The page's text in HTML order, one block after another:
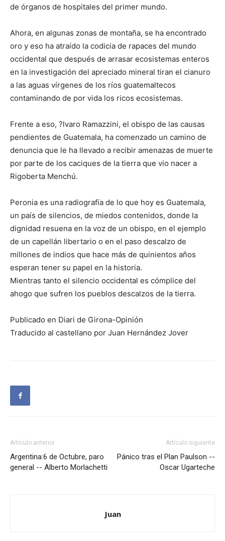
de órganos de hospitales del primer mundo.
Ahora, en algunas zonas de montaña, se ha encontrado
oro y eso ha atraído la codicia de rapaces del mundo
occidental que después de arrasar ecosistemas enteros
en la investigación del apreciado mineral tiran el cianuro
a las aguas vírgenes de los ríos guatemaltecos
contaminando de por vida los ricos ecosistemas.
Frente a eso, ?lvaro Ramazzini, el obispo de las causas
pendientes de Guatemala, ha comenzado un camino de
denuncia que le ha llevado a recibir amenazas de muerte
por parte de los caciques de la tierra que vio nacer a
Rigoberta Menchú.
Peronia es una radiografía de lo que hoy es Guatemala,
un país de silencios, de miedos contenidos, donde la
dignidad resuena en la voz de un obispo, en el ejemplo
de un capellán libertario o en el paso descalzo de
millones de indios que hace más de quinientos años
esperan tener su papel en la historia.
Mientras tanto el silencio occidental es cómplice del
ahogo que sufren los pueblos descalzos de la tierra.
Publicado en Diari de Girona-Opinión
Traducido al castellano por Juan Hernández Jover
Artículo anterior
Argentina:6 de Octubre, paro
general -- Alberto Morlachetti
Artículo siguiente
Pánico tras el Plan Paulson --
Oscar Ugarteche
Juan